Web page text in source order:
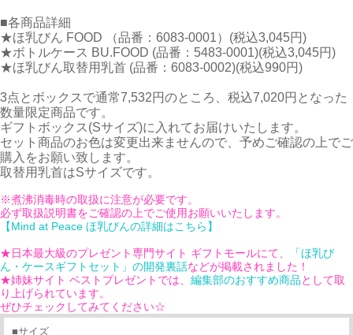
■各商品詳細
★ほ乳びん FOOD （品番：6083-0001）(税込3,045円)
★ボトルケース BU.FOOD (品番：5483-0001)(税込3,045円)
★ほ乳びん取替用乳首 (品番：6083-0002)(税込990円)
3点とボックスで通常7,532円のところ、税込7,020円となった
数量限定商品です。
ギフトボックス(Sサイズ)に入れてお届けいたします。
セット商品のお色は変更出来ませんので、予めご確認の上でご
購入をお願い致します。
取替用乳首はSサイズです。
※煮沸消毒時の取扱に注意が必要です。
必ず取扱説明書をご確認の上でご使用お願いいたします。
【Mind at Peace ほ乳びんの詳細はこちら】
★日本最大級のプレゼント専門サイト ギフトモールにて、
「ほ乳び
ん・ケースギフトセット」の開発裏話などが掲載されました！
★姉妹サイト ベストプレゼントでは、 編集部のおすすめ商品として取
り上げられています。
ぜひチェックしてみてください☆
■サイズ